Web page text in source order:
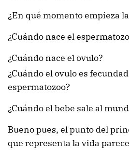
¿En qué momento empieza
¿Cuándo nace el
¿Cuándo nace el ovulo?
¿Cuándo el ovulo es
espermatozoo?
¿Cuándo el bebe sale al
Bueno pues, el punto del
que representa la vida